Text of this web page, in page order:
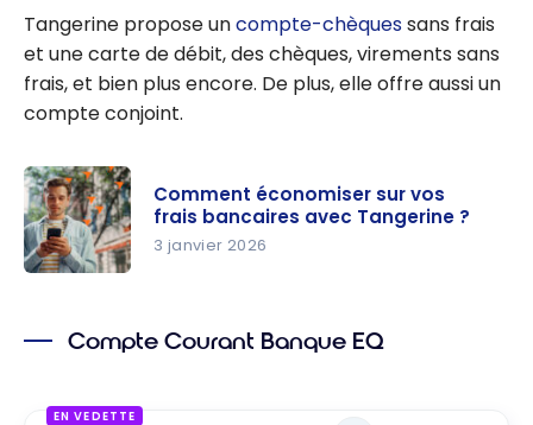
Tangerine propose uncompte-chèquessans frais
et une carte de débit, des chèques, virements sans
frais, et bien plus encore. De plus, elle offre aussi un
compte conjoint.
r sur vos
bancaires
Comment économiser sur vos
frais bancaires avec Tangerine ?
3 janvier 2026
Compte Courant Banque EQ
EN VEDETTE